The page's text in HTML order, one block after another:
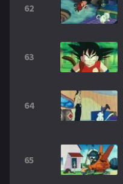
62
63
64
65